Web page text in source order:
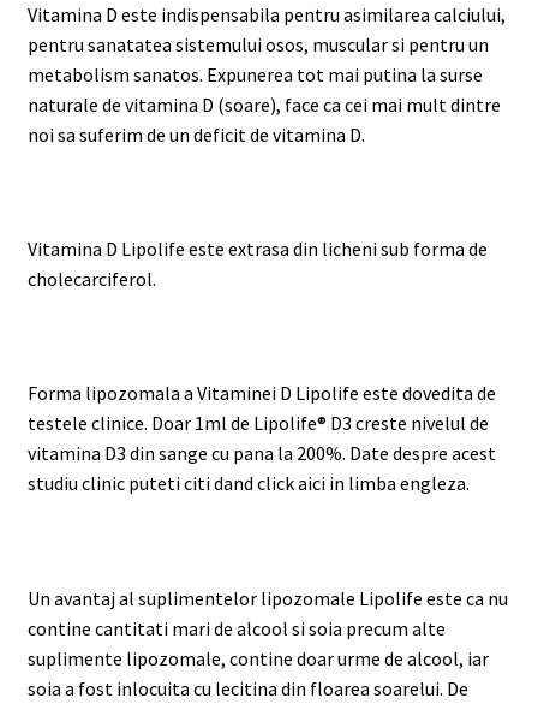
Vitamina D este indispensabila pentru asimilarea calciului,
pentru sanatatea sistemului osos, muscular si pentru un
metabolism sanatos. Expunerea tot mai putina la surse
naturale de vitamina D (soare), face ca cei mai mult dintre
noi sa suferim de un deficit de vitamina D.
Vitamina D Lipolife este extrasa din licheni sub forma de
cholecarciferol.
Forma lipozomala a Vitaminei D Lipolife este dovedita de
testele clinice. Doar 1ml de Lipolife® D3 creste nivelul de
vitamina D3 din sange cu pana la 200%. Date despre acest
studiu clinic puteti citi dand click aici in limba engleza.
Un avantaj al suplimentelor lipozomale Lipolife este ca nu
contine cantitati mari de alcool si soia precum alte
suplimente lipozomale, contine doar urme de alcool, iar
soia a fost inlocuita cu lecitina din floarea soarelui. De